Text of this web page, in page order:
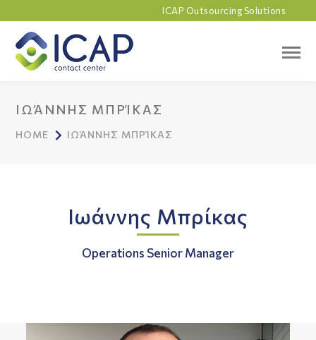
ICAP Outsourcing Solutions
ΙΩΆΝΝΗΣ ΜΠΡΊΚΑΣ
HOME ΙΩΆΝΝΗΣ ΜΠΡΊΚΑΣ
Ιωάννης Μπρίκας
Operations Senior Manager